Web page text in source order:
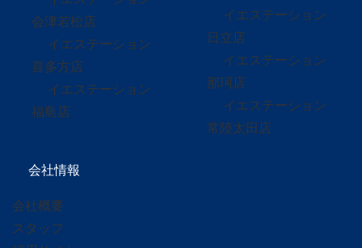
会津若松店
イエステーション
喜多方店
イエステーション
福島店
イエステーション
日立店
イエステーション
那珂店
イエステーション
常陸太田店
会社情報
会社概要
スタッフ